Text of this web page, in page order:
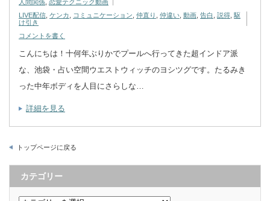
人間関係 恋愛テクニック動画
LIVE配信 ケンカ コミュニケーション 仲直り 仲違い 動画 告白 説得 駆
け引き
コメントを書く
こんにちは！十何年ぶりかでプールへ行ってきた超インドア派
な、池袋・占い空間ウエストウィッチのヨシツグです。たるみき
った中年ボディを人目にさらしな…
詳細を見る
トップページに戻る
カテゴリー
カ